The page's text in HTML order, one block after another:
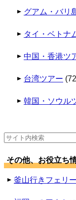
グアム・バリ
タイ・ベトナ
中国・香港ツ
台湾ツアー
韓国・ソウル
検
その他、お役立ち
釜山行きフェリ